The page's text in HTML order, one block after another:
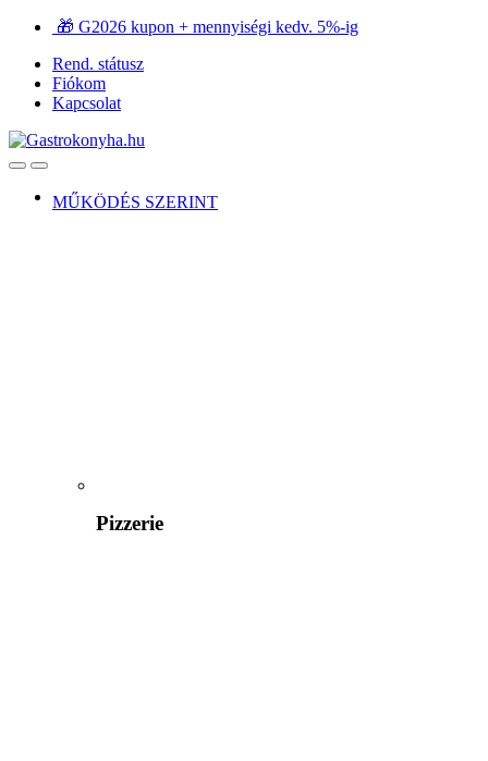
Ugrás
navigációhoz
Ugrás
tartalomra
🎁 G2026 kupon + mennyiségi kedv. 5%-ig
Rend. státusz
Fiókom
Kapcsolat
OpenClose
MŰKÖDÉS SZERINT
Pizzerie